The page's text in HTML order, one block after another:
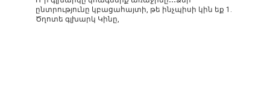
ընտրությունը կբացահայտի, թե ինչպիսի կին եք 1.
Ծղոտե գլխարկ Կինը,